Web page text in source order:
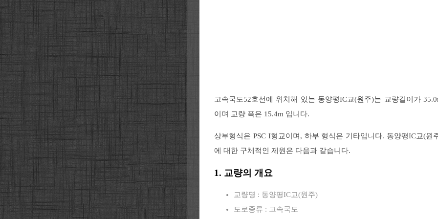
고속국도52호선에 위치해 있는 동양평IC교(원주)는 교량길이가
이며 교량 폭은 15.4m 입니다.
상부형식은 PSC I형교이며, 하부 형식은 기타입니다. 동양평IC교(원
에 대한 구체적인 제원은 다음과 같습니다.
1. 교량의 개요
교량명 : 동양평IC교(원주)
도로종류 : 고속국도